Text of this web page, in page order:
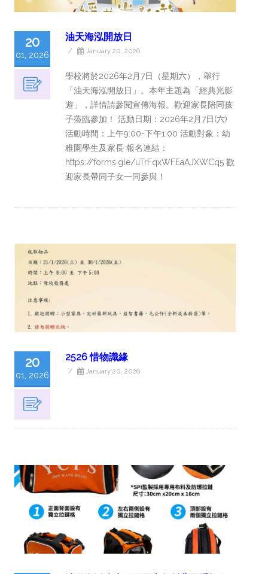
20
01, 2026
油天海泓開放日
/ January 20, 2026
學校將於2026年2月7日（星期六），舉行
「油天海泓開放日」。本年主題為「經典光影
遊」，詳情請參閱宣傳海報。歡迎家長陪同孩
子蒞臨參加！ 活動日期：2026年2月7日(六)
活動時間：上午9:00-下午1:00 活動對象：幼
稚園學生及家長 報名連結：
https://forms.gle/uTrFqxWFEaAJXWCq5 歡
迎家長帶同子女一同參與！
20
01, 2026
2526 惜物識緣
/ January 20, 2026